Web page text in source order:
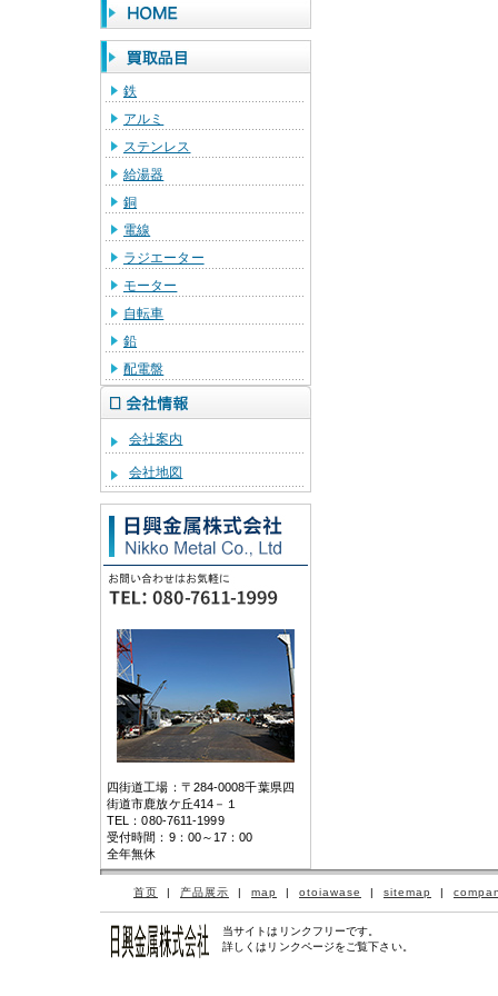
鉄
アルミ
ステンレス
給湯器
銅
電線
ラジエーター
モーター
自転車
鉛
配電盤
会社案内
会社地図
四街道工場：〒284-0008千葉県四
街道市鹿放ケ丘414－１
TEL：080-7611-1999
受付時間：9：00～17：00
全年無休
首页 | 产品展示 | map | otoiawase | sitemap |
当サイトはリンクフリーです。
詳しくはリンクページをご覧下さい。